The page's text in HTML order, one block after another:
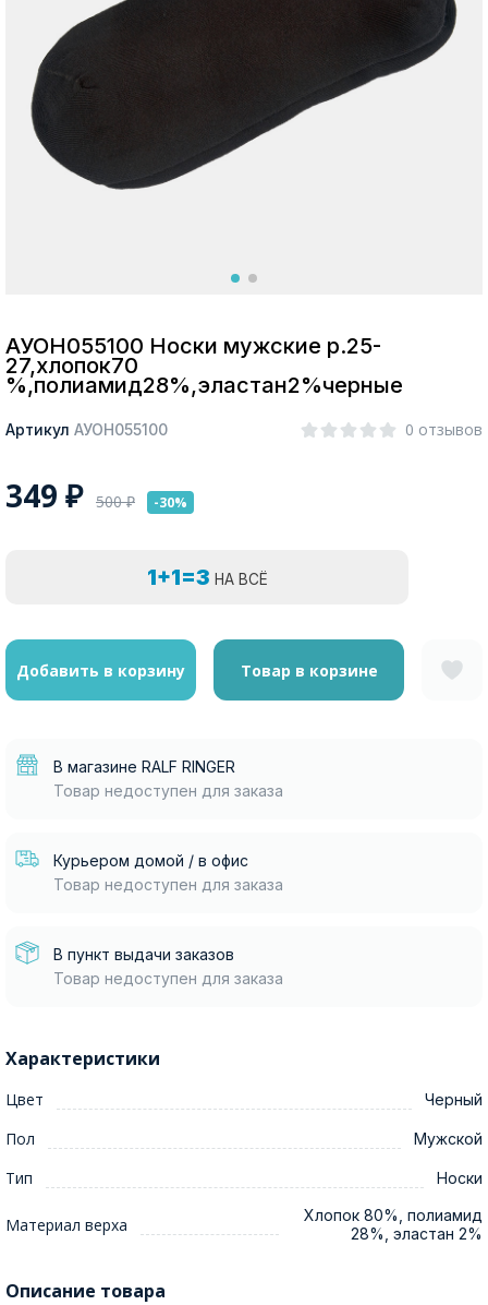
АУОН055100 Носки мужские р.25-
27,хлопок70
%,полиамид28%,эластан2%черные
Артикул АУОН055100 0 отзывов
349 ₽ 500₽ -30%
1+1=3 НА ВСЁ
Добавить в корзину Товар в корзине
В магазине RALF RINGER
Товар недоступен для заказа
Курьером домой / в офис
Товар недоступен для заказа
В пункт выдачи заказов
Товар недоступен для заказа
Характеристики
Цвет Черный
Пол Мужской
Тип Носки
Материал верха
Хлопок 80%, полиамид
28%, эластан 2%
Описание товара